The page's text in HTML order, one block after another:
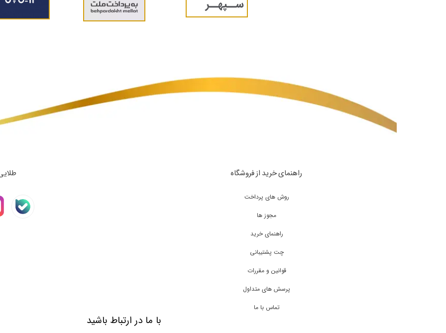
روش های پرداخت
مجوز ها
راهنمای خرید
چت پشتیبانی
قوانین و مقررات
پرسش های متداول
تماس با ما
راهنمای خرید از فروشگاه
با ما در ارتباط باشید